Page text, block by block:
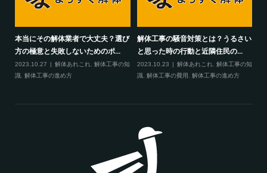
本当にその解体業者で大丈夫？選び
方の極意と失敗しないためのポ...
2023.10.27 解体あれこれ, 解体工事の知
識, 解体工事の進め方
解体工事の騒音対策とは？うるさい
と思った時の行動と近隣住民の...
2023.10.23 解体あれこれ, 解体工事の知
識, 解体工事の費用 , 解体工事の進め方